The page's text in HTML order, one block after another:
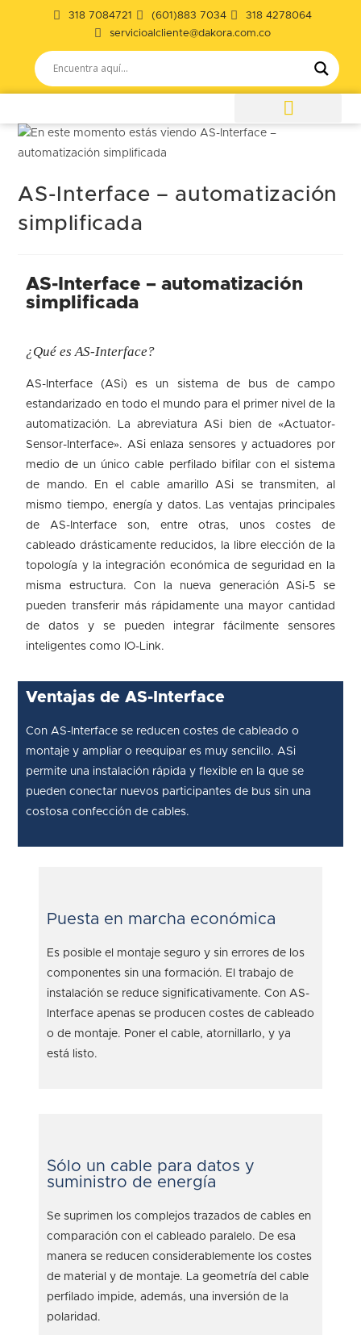
318 7084721 (601)883 7034
318 4278064
servicioalcliente@dakora.com.co
AS-Interface – automatización
simplificada
AS-Interface – automatización
simplificada
¿Qué es AS-Interface?
AS-Interface (ASi) es un sistema de bus de campo
estandarizado en todo el mundo para el primer nivel de la
automatización. La abreviatura ASi bien de «Actuator-
Sensor-Interface». ASi enlaza sensores y actuadores por
medio de un único cable perfilado bifilar con el sistema
de mando. En el cable amarillo ASi se transmiten, al
mismo tiempo, energía y datos. Las ventajas principales
de AS-Interface son, entre otras, unos costes de
cableado drásticamente reducidos, la libre elección de la
topología y la integración económica de seguridad en la
misma estructura. Con la nueva generación ASi-5 se
pueden transferir más rápidamente una mayor cantidad
de datos y se pueden integrar fácilmente sensores
inteligentes como IO-Link.
Ventajas de AS-Interface
Con AS-Interface se reducen costes de cableado o
montaje y ampliar o reequipar es muy sencillo. ASi
permite una instalación rápida y flexible en la que se
pueden conectar nuevos participantes de bus sin una
costosa confección de cables.
Puesta en marcha económica
Es posible el montaje seguro y sin errores de los
componentes sin una formación. El trabajo de
instalación se reduce significativamente. Con AS-
Interface apenas se producen costes de cableado
o de montaje. Poner el cable, atornillarlo, y ya
está listo.
Sólo un cable para datos y
suministro de energía
Se suprimen los complejos trazados de cables en
comparación con el cableado paralelo. De esa
manera se reducen considerablemente los costes
de material y de montaje. La geometría del cable
perfilado impide, además, una inversión de la
polaridad.